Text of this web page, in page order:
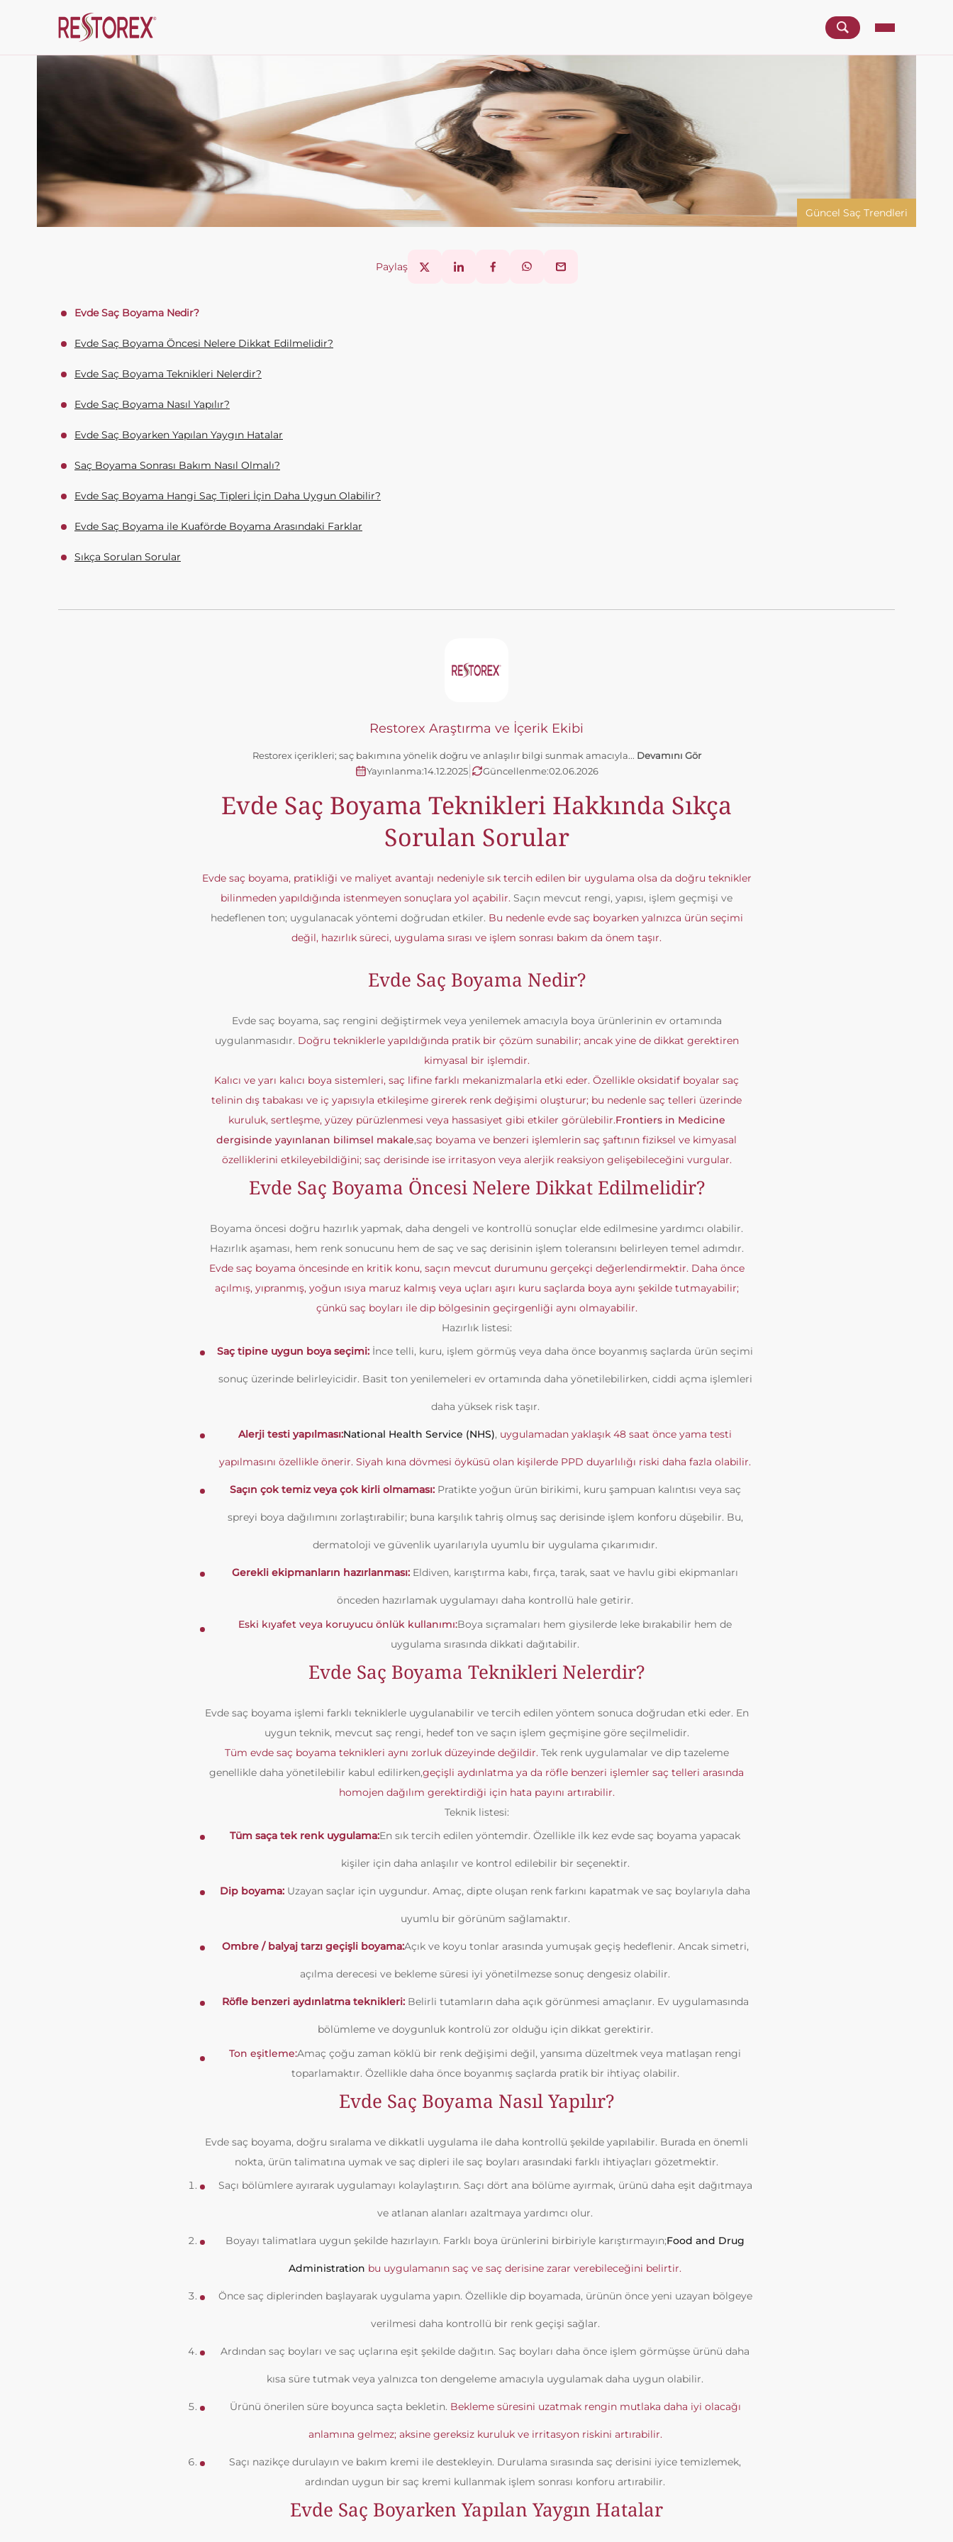
Güncel Saç Trendleri
Paylaş
Evde Saç Boyama Nedir?
Evde Saç Boyama Öncesi Nelere Dikkat Edilmelidir?
Evde Saç Boyama Teknikleri Nelerdir?
Evde Saç Boyama Nasıl Yapılır?
Evde Saç Boyarken Yapılan Yaygın Hatalar
Saç Boyama Sonrası Bakım Nasıl Olmalı?
Evde Saç Boyama Hangi Saç Tipleri İçin Daha Uygun Olabilir?
Evde Saç Boyama ile Kuaförde Boyama Arasındaki Farklar
Sıkça Sorulan Sorular
Restorex Araştırma ve İçerik Ekibi
Restorex içerikleri; saç bakımına yönelik doğru ve anlaşılır bilgi sunmak amacıyla... Devamını Gör
Yayınlanma:14.12.2025| Güncellenme:02.06.2026
Evde Saç Boyama Teknikleri Hakkında Sıkça
Sorulan Sorular
Evde saç boyama, pratikliği ve maliyet avantajı nedeniyle sık tercih edilen bir uygulama olsa da doğru teknikler
bilinmeden yapıldığında istenmeyen sonuçlara yol açabilir. Saçın mevcut rengi, yapısı, işlem geçmişi ve
hedeflenen ton; uygulanacak yöntemi doğrudan etkiler. Bu nedenle evde saç boyarken yalnızca ürün seçimi
değil, hazırlık süreci, uygulama sırası ve işlem sonrası bakım da önem taşır.
Evde Saç Boyama Nedir?
Evde saç boyama, saç rengini değiştirmek veya yenilemek amacıyla boya ürünlerinin ev ortamında
uygulanmasıdır. Doğru tekniklerle yapıldığında pratik bir çözüm sunabilir; ancak yine de dikkat gerektiren
kimyasal bir işlemdir.
Kalıcı ve yarı kalıcı boya sistemleri, saç lifine farklı mekanizmalarla etki eder. Özellikle oksidatif boyalar saç
telinin dış tabakası ve iç yapısıyla etkileşime girerek renk değişimi oluşturur; bu nedenle saç telleri üzerinde
kuruluk, sertleşme, yüzey pürüzlenmesi veya hassasiyet gibi etkiler görülebilir.Frontiers in Medicine
dergisinde yayınlanan bilimsel makale,saç boyama ve benzeri işlemlerin saç şaftının fiziksel ve kimyasal
özelliklerini etkileyebildiğini; saç derisinde ise irritasyon veya alerjik reaksiyon gelişebileceğini vurgular.
Evde Saç Boyama Öncesi Nelere Dikkat Edilmelidir?
Boyama öncesi doğru hazırlık yapmak, daha dengeli ve kontrollü sonuçlar elde edilmesine yardımcı olabilir.
Hazırlık aşaması, hem renk sonucunu hem de saç ve saç derisinin işlem toleransını belirleyen temel adımdır.
Evde saç boyama öncesinde en kritik konu, saçın mevcut durumunu gerçekçi değerlendirmektir. Daha önce
açılmış, yıpranmış, yoğun ısıya maruz kalmış veya uçları aşırı kuru saçlarda boya aynı şekilde tutmayabilir;
çünkü saç boyları ile dip bölgesinin geçirgenliği aynı olmayabilir.
Hazırlık listesi:
Saç tipine uygun boya seçimi: İnce telli, kuru, işlem görmüş veya daha önce boyanmış saçlarda ürün seçimi
sonuç üzerinde belirleyicidir. Basit ton yenilemeleri ev ortamında daha yönetilebilirken, ciddi açma işlemleri
daha yüksek risk taşır.
Alerji testi yapılması:National Health Service (NHS), uygulamadan yaklaşık 48 saat önce yama testi
yapılmasını özellikle önerir. Siyah kına dövmesi öyküsü olan kişilerde PPD duyarlılığı riski daha fazla olabilir.
Saçın çok temiz veya çok kirli olmaması:Pratikte yoğun ürün birikimi, kuru şampuan kalıntısı veya saç
spreyi boya dağılımını zorlaştırabilir; buna karşılık tahriş olmuş saç derisinde işlem konforu düşebilir. Bu,
dermatoloji ve güvenlik uyarılarıyla uyumlu bir uygulama çıkarımıdır.
Gerekli ekipmanların hazırlanması: Eldiven, karıştırma kabı, fırça, tarak, saat ve havlu gibi ekipmanları
önceden hazırlamak uygulamayı daha kontrollü hale getirir.
Eski kıyafet veya koruyucu önlük kullanımı:Boya sıçramaları hem giysilerde leke bırakabilir hem de
uygulama sırasında dikkati dağıtabilir.
Evde Saç Boyama Teknikleri Nelerdir?
Evde saç boyama işlemi farklı tekniklerle uygulanabilir ve tercih edilen yöntem sonuca doğrudan etki eder. En
uygun teknik, mevcut saç rengi, hedef ton ve saçın işlem geçmişine göre seçilmelidir.
Tüm evde saç boyama teknikleri aynı zorluk düzeyinde değildir. Tek renk uygulamalar ve dip tazeleme
genellikle daha yönetilebilir kabul edilirken,geçişli aydınlatma ya da röfle benzeri işlemler saç telleri arasında
homojen dağılım gerektirdiği için hata payını artırabilir.
Teknik listesi:
Tüm saça tek renk uygulama:En sık tercih edilen yöntemdir. Özellikle ilk kez evde saç boyama yapacak
kişiler için daha anlaşılır ve kontrol edilebilir bir seçenektir.
Dip boyama: Uzayan saçlar için uygundur. Amaç, dipte oluşan renk farkını kapatmak ve saç boylarıyla daha
uyumlu bir görünüm sağlamaktır.
Ombre / balyaj tarzı geçişli boyama:Açık ve koyu tonlar arasında yumuşak geçiş hedeflenir. Ancak simetri,
açılma derecesi ve bekleme süresi iyi yönetilmezse sonuç dengesiz olabilir.
Röfle benzeri aydınlatma teknikleri:Belirli tutamların daha açık görünmesi amaçlanır. Ev uygulamasında
bölümleme ve doygunluk kontrolü zor olduğu için dikkat gerektirir.
Ton eşitleme:Amaç çoğu zaman köklü bir renk değişimi değil, yansıma düzeltmek veya matlaşan rengi
toparlamaktır. Özellikle daha önce boyanmış saçlarda pratik bir ihtiyaç olabilir.
Evde Saç Boyama Nasıl Yapılır?
Evde saç boyama, doğru sıralama ve dikkatli uygulama ile daha kontrollü şekilde yapılabilir. Burada en önemli
nokta, ürün talimatına uymak ve saç dipleri ile saç boyları arasındaki farklı ihtiyaçları gözetmektir.
Saçı bölümlere ayırarak uygulamayı kolaylaştırın. Saçı dört ana bölüme ayırmak, ürünü daha eşit dağıtmaya
ve atlanan alanları azaltmaya yardımcı olur.
Boyayı talimatlara uygun şekilde hazırlayın. Farklı boya ürünlerini birbiriyle karıştırmayın;Food and Drug
Administration bu uygulamanın saç ve saç derisine zarar verebileceğini belirtir.
Önce saç diplerinden başlayarak uygulama yapın. Özellikle dip boyamada, ürünün önce yeni uzayan bölgeye
verilmesi daha kontrollü bir renk geçişi sağlar.
Ardından saç boyları ve saç uçlarına eşit şekilde dağıtın. Saç boyları daha önce işlem görmüşse ürünü daha
kısa süre tutmak veya yalnızca ton dengeleme amacıyla uygulamak daha uygun olabilir.
Ürünü önerilen süre boyunca saçta bekletin. Bekleme süresini uzatmak rengin mutlaka daha iyi olacağı
anlamına gelmez; aksine gereksiz kuruluk ve irritasyon riskini artırabilir.
Saçı nazikçe durulayın ve bakım kremi ile destekleyin. Durulama sırasında saç derisini iyice temizlemek,
ardından uygun bir saç kremi kullanmak işlem sonrası konforu artırabilir.
Evde Saç Boyarken Yapılan Yaygın Hatalar